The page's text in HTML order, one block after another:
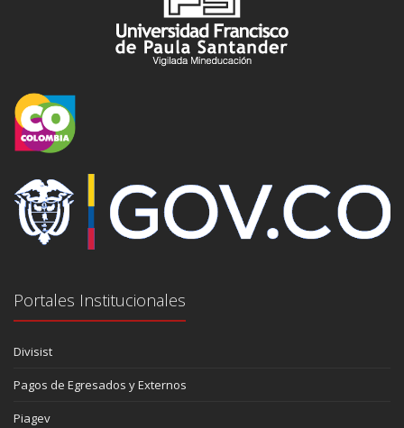
Portales Institucionales
Divisist
Pagos de Egresados y Externos
Piagev